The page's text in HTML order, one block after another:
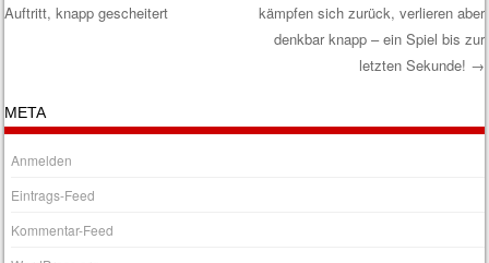
Post navigation
Auftritt, knapp gescheitert
kämpfen sich zurück, verlieren aber
denkbar knapp – ein Spiel bis zur
letzten Sekunde! →
META
Anmelden
Eintrags-Feed
Kommentar-Feed